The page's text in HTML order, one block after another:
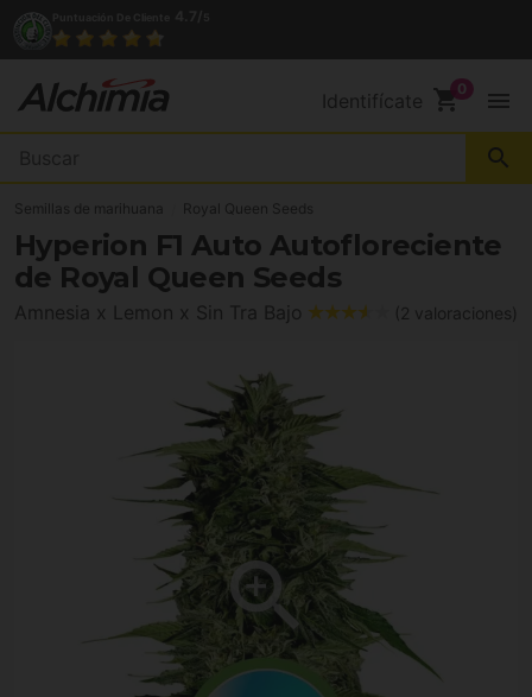
(+34) 972 527 248
Identifícate shopping_cart menu
search
Semillas de marihuana Royal Queen Seeds
Hyperion F1 Auto Autofloreciente
de Royal Queen Seeds
Amnesia x Lemon x Sin Tra Bajo (2 valoraciones)